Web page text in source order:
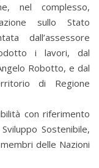
nel complesso,
sullo Stato
dall’assessore
i lavori, dal
Robotto, e dal
di Regione
con riferimento
Sostenibile,
delle Nazioni